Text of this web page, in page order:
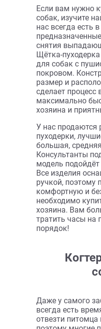
России.
Консультанты
подобрать
домашнего
и расческа,
собак с
подберут
любой породы.
Конечно,
один из
расчески,
собак. Но
внимание и на
каталоге
для
гребень;
Мы
обновляем
него удачные